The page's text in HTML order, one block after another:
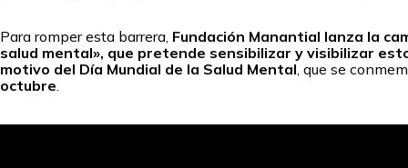
Para romper esta barrera, Fundación Manantial lanza la
salud mental», que pretende sensibilizar y visibilizar
motivo del Día Mundial de la Salud Mental, que se
octubre.